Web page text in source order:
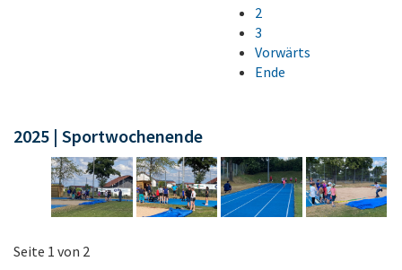
2
3
Vorwärts
Ende
2025 | Sportwochenende
Seite 1 von 2